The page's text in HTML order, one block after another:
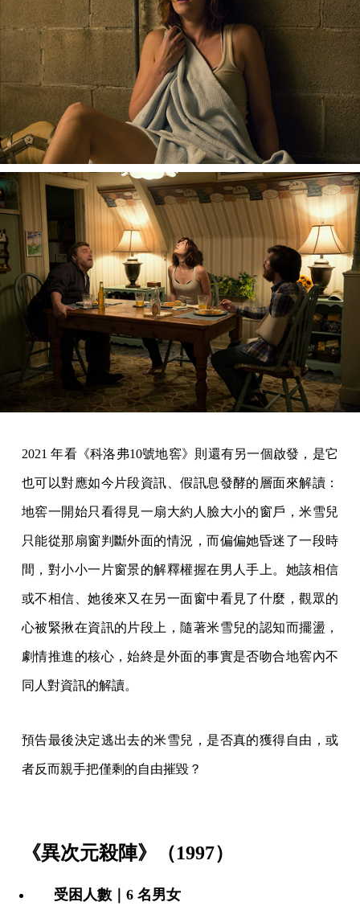
2021 年看《科洛弗10號地窖》則還有另一個啟發，是它
也可以對應如今片段資訊、假訊息發酵的層面來解讀：
地窖一開始只看得見一扇大約人臉大小的窗戶，米雪兒
只能從那扇窗判斷外面的情況，而偏偏她昏迷了一段時
間，對小小一片窗景的解釋權握在男人手上。她該相信
或不相信、她後來又在另一面窗中看見了什麼，觀眾的
心被緊揪在資訊的片段上，隨著米雪兒的認知而擺盪，
劇情推進的核心，始終是外面的事實是否吻合地窖內不
同人對資訊的解讀。
預告最後決定逃出去的米雪兒，是否真的獲得自由，或
者反而親手把僅剩的自由摧毀？
《異次元殺陣》（1997）
受困人數｜6 名男女